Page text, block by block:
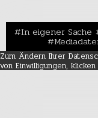
In eigener Sache
Zum Ändern Ihrer
von Einwilligungen,